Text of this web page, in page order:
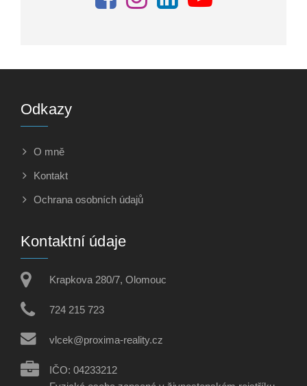
Odkazy
O mně
Kontakt
Ochrana osobních údajů
Kontaktní údaje
Krapkova 280/7, Olomouc
724 215 723
vlcek@proxima-reality.cz
IČO: 04233212